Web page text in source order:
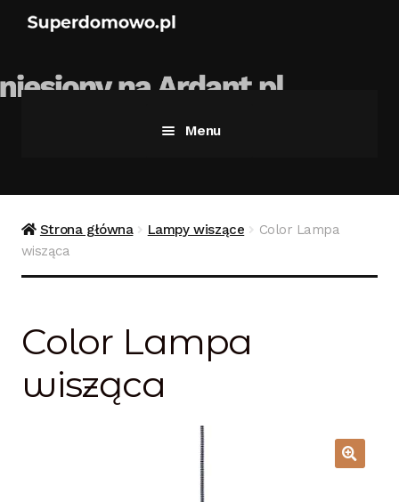
Menu
Bezpieczne zakupy
Lampy i oświetlenie
Strona główna Lampy wiszące
Color Lampa
wisząca
Color Lampa
wisząca